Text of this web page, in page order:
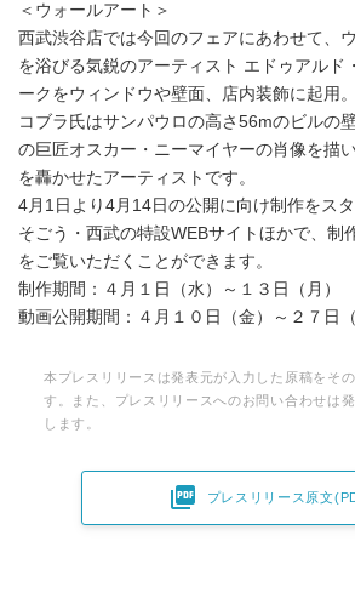
＜ウォールアート＞
西武渋谷店では今回のフェアにあわせて、
を浴びる気鋭のアーティスト エドゥアルド
ークをウィンドウや壁面、店内装飾に起用。
コブラ氏はサンパウロの高さ56mのビルの
の巨匠オスカー・ニーマイヤーの肖像を描
を轟かせたアーティストです。
4月1日より4月14日の公開に向け制作をスタ
そごう・西武の特設WEBサイトほかで、制
をご覧いただくことができます。
制作期間：４月１日（水）～１３日（月）
動画公開期間：４月１０日（金）～２７日（
本プレスリリースは発表元が入力した原稿をそ
す。また、プレスリリースへのお問い合わせは
します。
 プレスリリース原文